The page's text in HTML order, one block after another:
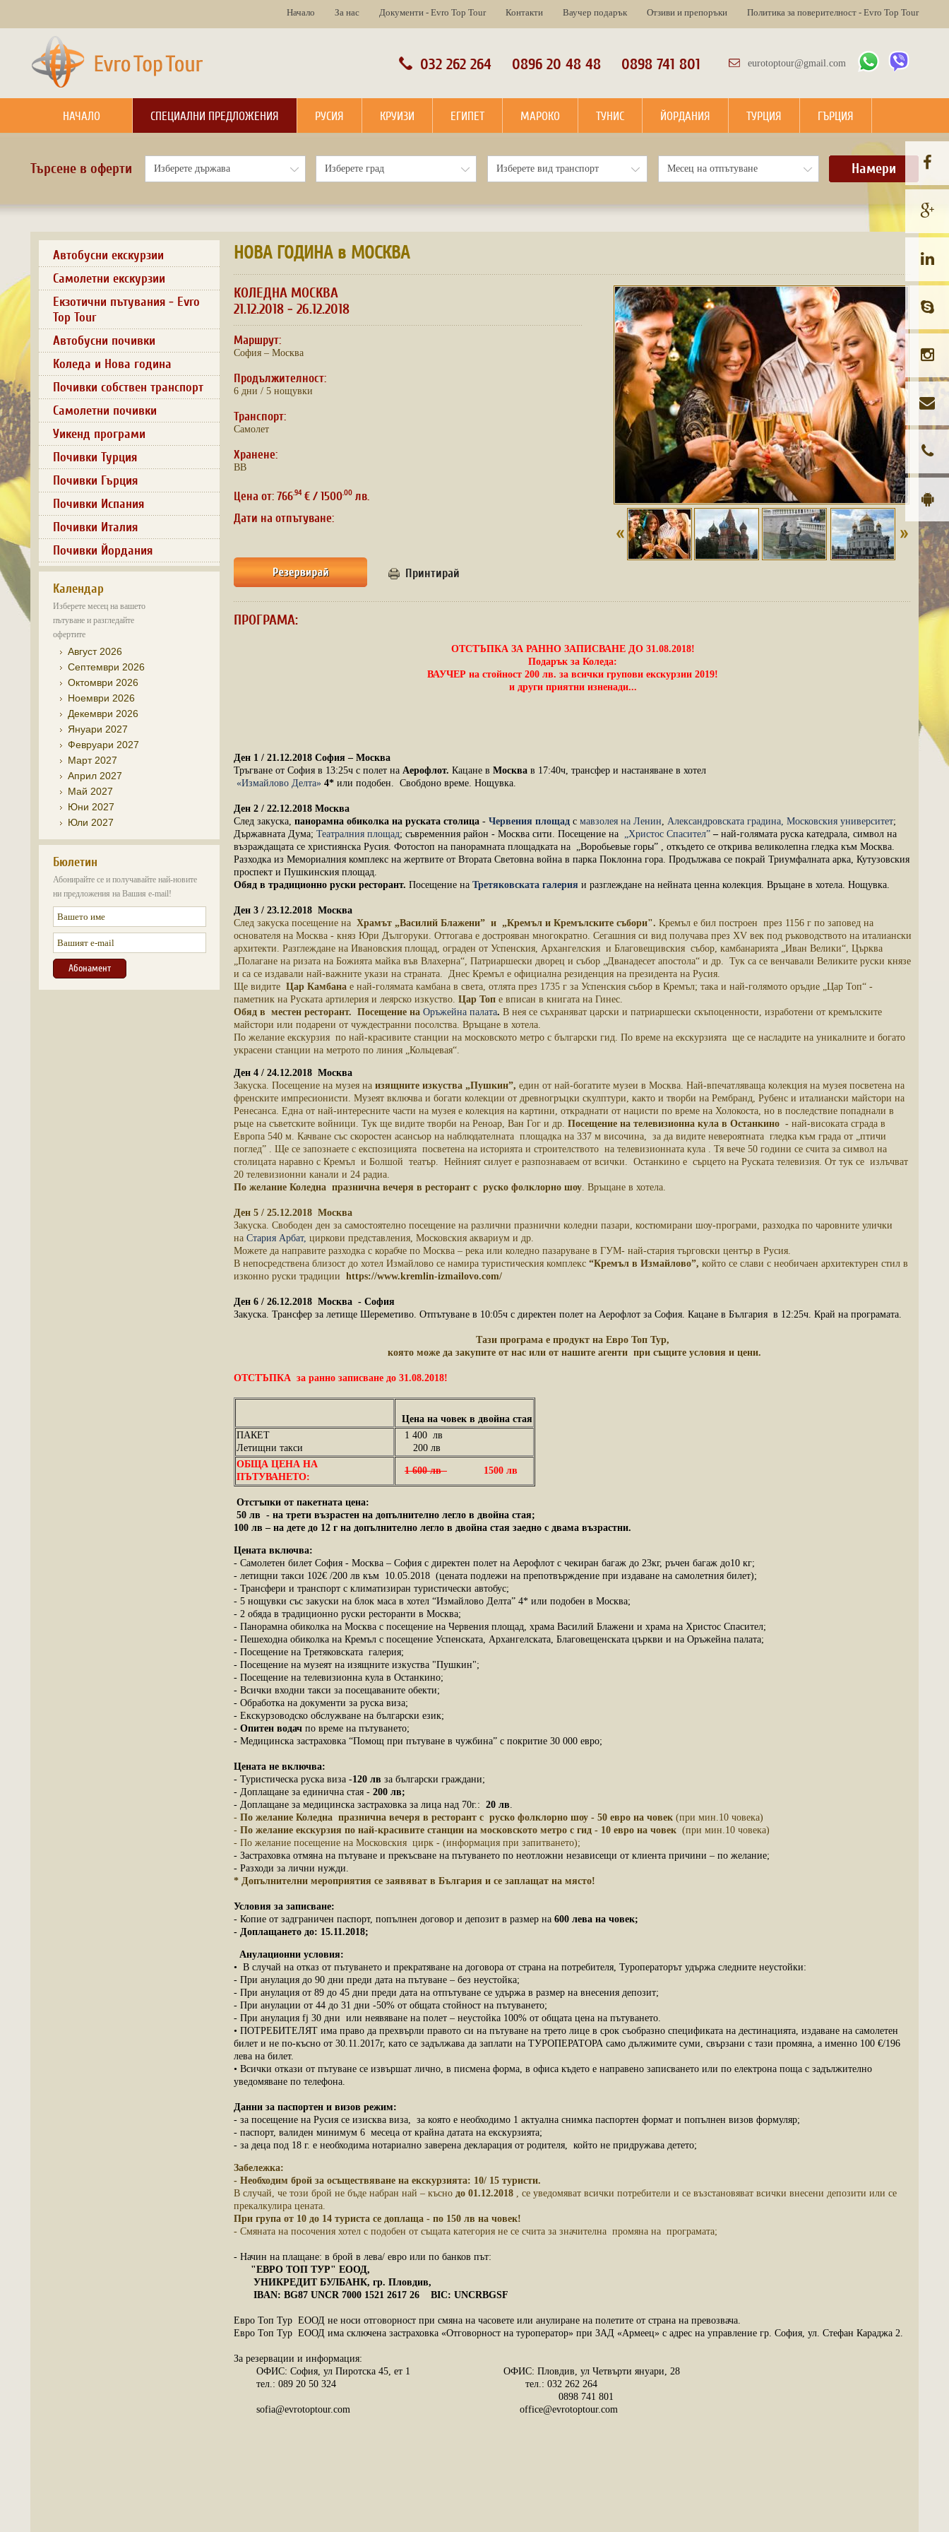
Начало За нас Документи - Evro Top Tour Контакти Ваучер подарък Отзиви и препоръки Политика за поверителност - Evro Top Tour
032 262 264 0896 20 48 48 0898 741 801 eurotoptour@gmail.com
НАЧАЛО СПЕЦИАЛНИ ПРЕДЛОЖЕНИЯ РУСИЯ КРУИЗИ ЕГИПЕТ МАРОКО ТУНИС ЙОРДАНИЯ ТУРЦИЯ ГЪРЦИЯ
Търсене в оферти Намери
Автобусни екскурзии
Самолетни екскурзии
Екзотични пътувания - Evro
Top Tour
Автобусни почивки
Коледа и Нова година
Почивки собствен транспорт
Самолетни почивки
Уикенд програми
Почивки Турция
Почивки Гърция
Почивки Испания
Почивки Италия
Почивки Йордания
Календар
Изберете месец на вашето
пътуване и разгледайте
офертите
Август 2026
Септември 2026
Октомври 2026
Ноември 2026
Декември 2026
Януари 2027
Февруари 2027
Март 2027
Април 2027
Май 2027
Юни 2027
Юли 2027
Бюлетин
Абонирайте се и получавайте най-новите
ни предложения на Вашия e-mail!
НОВА ГОДИНА в МОСКВА
КОЛЕДНА МОСКВА
21.12.2018 - 26.12.2018
Маршрут:
София – Москва
Продължителност:
6 дни / 5 нощувки
Транспорт:
Самолет
Хранене:
BB
Цена от: 766.94 € / 1500.00 лв.
Дати на отпътуване:
Принтирай
ПРОГРАМА:
ОТСТЪПКА ЗА РАННО ЗАПИСВАНЕ ДО 31.08.2018!
Подарък за Коледа:
ВАУЧЕР на стойност 200 лв. за всички групови екскурзии 2019!
и други приятни изненади...
Ден 1 / 21.12.2018 София – Москва
Тръгване от София в 13:25ч с полет на Аерофлот. Кацане в Москва в 17:40ч, трансфер и настаняване в хотел
«Измайлово Делта» 4* или подобен. Свобдоно време. Нощувка.
Ден 2 / 22.12.2018 Москва
След закуска, панорамна обиколка на руската столица - Червения площад с мавзолея на Ленин, Александровската градина, Московския университет;
Държавната Дума; Театралния площад; съвременния район - Москва сити. Посещение на „Христос Спасител” – най-голямата руска катедрала, символ на
възраждащата се християнска Русия. Фотостоп на панорамната площадката на „Воробьевые горы” , откъдето се открива великолепна гледка към Москва.
Разходка из Мемориалния комплекс на жертвите от Втората Световна война в парка Поклонна гора. Продължава се покрай Триумфалната арка, Кутузовския
проспект и Пушкинския площад.
Обяд в традиционно руски ресторант. Посещение на Третяковската галерия и разглеждане на нейната ценна колекция. Връщане в хотела. Нощувка.
Ден 3 / 23.12.2018 Москва
След закуска посещение на Храмът „Василий Блажени” и „Кремъл и Кремълските събори". Кремъл е бил построен през 1156 г по заповед на
основателя на Москва - княз Юри Дългоруки. Оттогава е дострояван многократно. Сегашния си вид получава през XV век под ръководството на италиански
архитекти. Разглеждане на Ивановския площад, ограден от Успенския, Архангелския и Благовещивския събор, камбанарията „Иван Велики“, Църква
„Полагане на ризата на Божията майка във Влахерна“, Патриаршески дворец и събор „Дванадесет апостола“ и др. Тук са се венчавали Великите руски князе
и са се издавали най-важните укази на страната. Днес Кремъл е официална резиденция на президента на Русия.
Ще видите Цар Камбана е най-голямата камбана в света, отлята през 1735 г за Успенския събор в Кремъл; така и най-голямото оръдие „Цар Топ“ -
паметник на Руската артилерия и леярско изкуство. Цар Топ е вписан в книгата на Гинес.
Обяд в местен ресторант. Посещение на Оръжейна палата. В нея се съхраняват царски и патриаршески скъпоценности, изработени от кремълските
майстори или подарени от чуждестранни посолства. Връщане в хотела.
По желание екскурзия по най-красивите станции на московското метро с български гид. По време на екскурзията ще се насладите на уникалните и богато
украсени станции на метрото по линия „Кольцевая“.
Ден 4 / 24.12.2018 Москва
Закуска. Посещение на музея на изящните изкуства „Пушкин”, един от най-богатите музеи в Москва. Най-впечатляваща колекция на музея посветена на
френските импресионисти. Музеят включва и богати колекции от древногръцки скулптури, както и творби на Рембранд, Рубенс и италиански майстори на
Ренесанса. Една от най-интересните части на музея е колекция на картини, откраднати от нацисти по време на Холокоста, но в последствие попаднали в
ръце на съветските войници. Тук ще видите творби на Реноар, Ван Гог и др. Посещение на телевизионна кула в Останкино - най-високата сграда в
Европа 540 м. Качване със скоростен асансьор на наблюдателната площадка на 337 м височина, за да видите невероятната гледка към града от „птичи
поглед” . Ще се запознаете с експозицията посветена на историята и строителството на телевизионната кула . Тя вече 50 години се счита за символ на
столицата наравно с Кремъл и Болшой театър. Нейният силует е разпознаваем от всички. Останкино е сърцето на Руската телевизия. От тук се излъчват
20 телевизионни канали и 24 радиа.
По желание Коледна празнична вечеря в ресторант с руско фолклорно шоу. Връщане в хотела.
Ден 5 / 25.12.2018 Москва
Закуска. Свободен ден за самостоятелно посещение на различни празнични коледни пазари, костюмирани шоу-програми, разходка по чаровните улички
на Стария Арбат, циркови представления, Московския аквариум и др.
Можете да направите разходка с корабче по Москва – река или коледно пазаруване в ГУМ- най-стария търговски център в Русия.
В непосредствена близост до хотел Измайлово се намира туристическия комплекс “Кремъл в Измайлово”, който се слави с необичаен архитектурен стил в
изконно руски традиции https://www.kremlin-izmailovo.com/
Ден 6 / 26.12.2018 Москва - София
Закуска. Трансфер за летище Шереметиво. Отпътуване в 10:05ч с директен полет на Аерофлот за София. Кацане в България в 12:25ч. Край на програмата.
Тази програма е продукт на Евро Топ Тур,
която може да закупите от нас или от нашите агенти при същите условия и цени.
ОТСТЪПКА за ранно записване до 31.08.2018!
Цена на човек в двойна стая
ПАКЕТ
Летищни такси
1 400 лв
200 лв
ОБЩА ЦЕНА НА
ПЪТУВАНЕТО:
1 600 лв 1500 лв
Отстъпки от пакетната цена:
50 лв - на трети възрастен на допълнително легло в двойна стая;
100 лв – на дете до 12 г на допълнително легло в двойна стая заедно с двама възрастни.
Цената включва:
- Самолетен билет София - Москва – София с директен полет на Аерофлот с чекиран багаж до 23кг, ръчен багаж до10 кг;
- летищни такси 102€ /200 лв към 10.05.2018 (цената подлежи на препотвърждение при издаване на самолетния билет);
- Трансфери и транспорт с климатизиран туристически автобус;
- 5 нощувки със закуски на блок маса в хотел “Измайлово Делта” 4* или подобен в Москва;
- 2 обяда в традиционно руски ресторанти в Москва;
- Панорамна обиколка на Москва с посещение на Червения площад, храма Василий Блажени и храма на Христос Спасител;
- Пешеходна обиколка на Кремъл с посещение Успенската, Архангелската, Благовещенската църкви и на Оръжейна палата;
- Посещение на Третяковската галерия;
- Посещение на музеят на изящните изкуства "Пушкин";
- Посещение на телевизионна кула в Останкино;
- Всички входни такси за посещаваните обекти;
- Обработка на документи за руска виза;
- Екскурзоводско обслужване на български език;
- Опитен водач по време на пътуването;
- Медицинска застраховка “Помощ при пътуване в чужбина” с покритие 30 000 евро;
Цената не включва:
- Туристическа руска виза -120 лв за български граждани;
- Доплащане за единична стая - 200 лв;
- Доплащане за медицинска застраховка за лица над 70г.: 20 лв.
- По желание Коледна празнична вечеря в ресторант с руско фолклорно шоу - 50 евро на човек (при мин.10 човека)
- По желание екскурзия по най-красивите станции на московското метро с гид - 10 евро на човек (при мин.10 човека)
- По желание посещение на Московския цирк - (информация при запитването);
- Застраховка отмяна на пътуване и прекъсване на пътуването по неотложни независещи от клиента причини – по желание;
- Разходи за лични нужди.
* Допълнителни мероприятия се заявяват в България и се заплащат на място!
Условия за записване:
- Копие от задграничен паспорт, попълнен договор и депозит в размер на 600 лева на човек;
- Доплащането до: 15.11.2018;
Анулационни условия:
• В случай на отказ от пътуването и прекратяване на договора от страна на потребителя, Туроператорът удържа следните неустойки:
- При анулация до 90 дни преди дата на пътуване – без неустойка;
- При анулация от 89 до 45 дни преди дата на отпътуване се удържа в размер на внесения депозит;
- При анулации от 44 до 31 дни -50% от общата стойност на пътуването;
- При анулация fj 30 дни или неявяване на полет – неустойка 100% от общата цена на пътуването.
• ПОТРЕБИТЕЛЯТ има право да прехвърли правото си на пътуване на трето лице в срок съобразно спецификата на дестинацията, издаване на самолетен
билет и не по-късно от 30.11.2017г, като се задължава да заплати на ТУРОПЕРАТОРА само дължимите суми, свързани с тази промяна, а именно 100 €/196
лева на билет.
• Всички откази от пътуване се извършат лично, в писмена форма, в офиса където е направено записването или по електрона поща с задължително
уведомяване по телефона.
Данни за паспортен и визов режим:
- за посещение на Русия се изисква виза, за която е необходимо 1 актуална снимка паспортен формат и попълнен визов формуляр;
- паспорт, валиден минимум 6 месеца от крайна датата на екскурзията;
- за деца под 18 г. е необходима нотариално заверена декларация от родителя, който не придружава детето;
Забележка:
- Необходим брой за осъществяване на екскурзията: 10/ 15 туристи.
В случай, че този брой не бъде набран най – късно до 01.12.2018 , се уведомяват всички потребители и се възстановяват всички внесени депозити или се
прекалкулира цената.
При група от 10 до 14 туриста се доплаща - по 150 лв на човек!
- Смяната на посочения хотел с подобен от същата категория не се счита за значителна промяна на програмата;
- Начин на плащане: в брой в лева/ евро или по банков път:
"ЕВРО ТОП ТУР" ЕООД,
УНИКРЕДИТ БУЛБАНК, гр. Пловдив,
IBAN: BG87 UNCR 7000 1521 2617 26 BIC: UNCRBGSF
Евро Топ Тур ЕООД не носи отговорност при смяна на часовете или анулиране на полетите от страна на превозвача.
Евро Топ Тур ЕООД има сключена застраховка «Отговорност на туроператор» при ЗАД «Армеец» с адрес на управление гр. София, ул. Стефан Караджа 2.
За резервации и информация:
ОФИС: София, ул Пиротска 45, ет 1 ОФИС: Пловдив, ул Четвърти януари, 28
тел.: 089 20 50 324 тел.: 032 262 264
0898 741 801
sofia@evrotoptour.com office@evrotoptour.com